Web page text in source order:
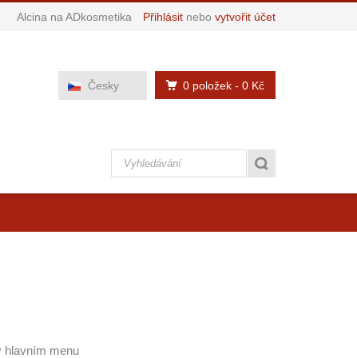
Alcina na ADkosmetika Přihlásit nebo vytvořit účet
0 položek - 0 Kč
Česky
hlavním menu